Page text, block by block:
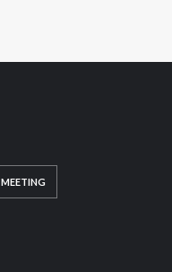
MEETING